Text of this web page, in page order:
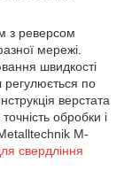
з реверсом
мережі.
швидкості
регулюється по
верстата
обробки і
M-
свердління